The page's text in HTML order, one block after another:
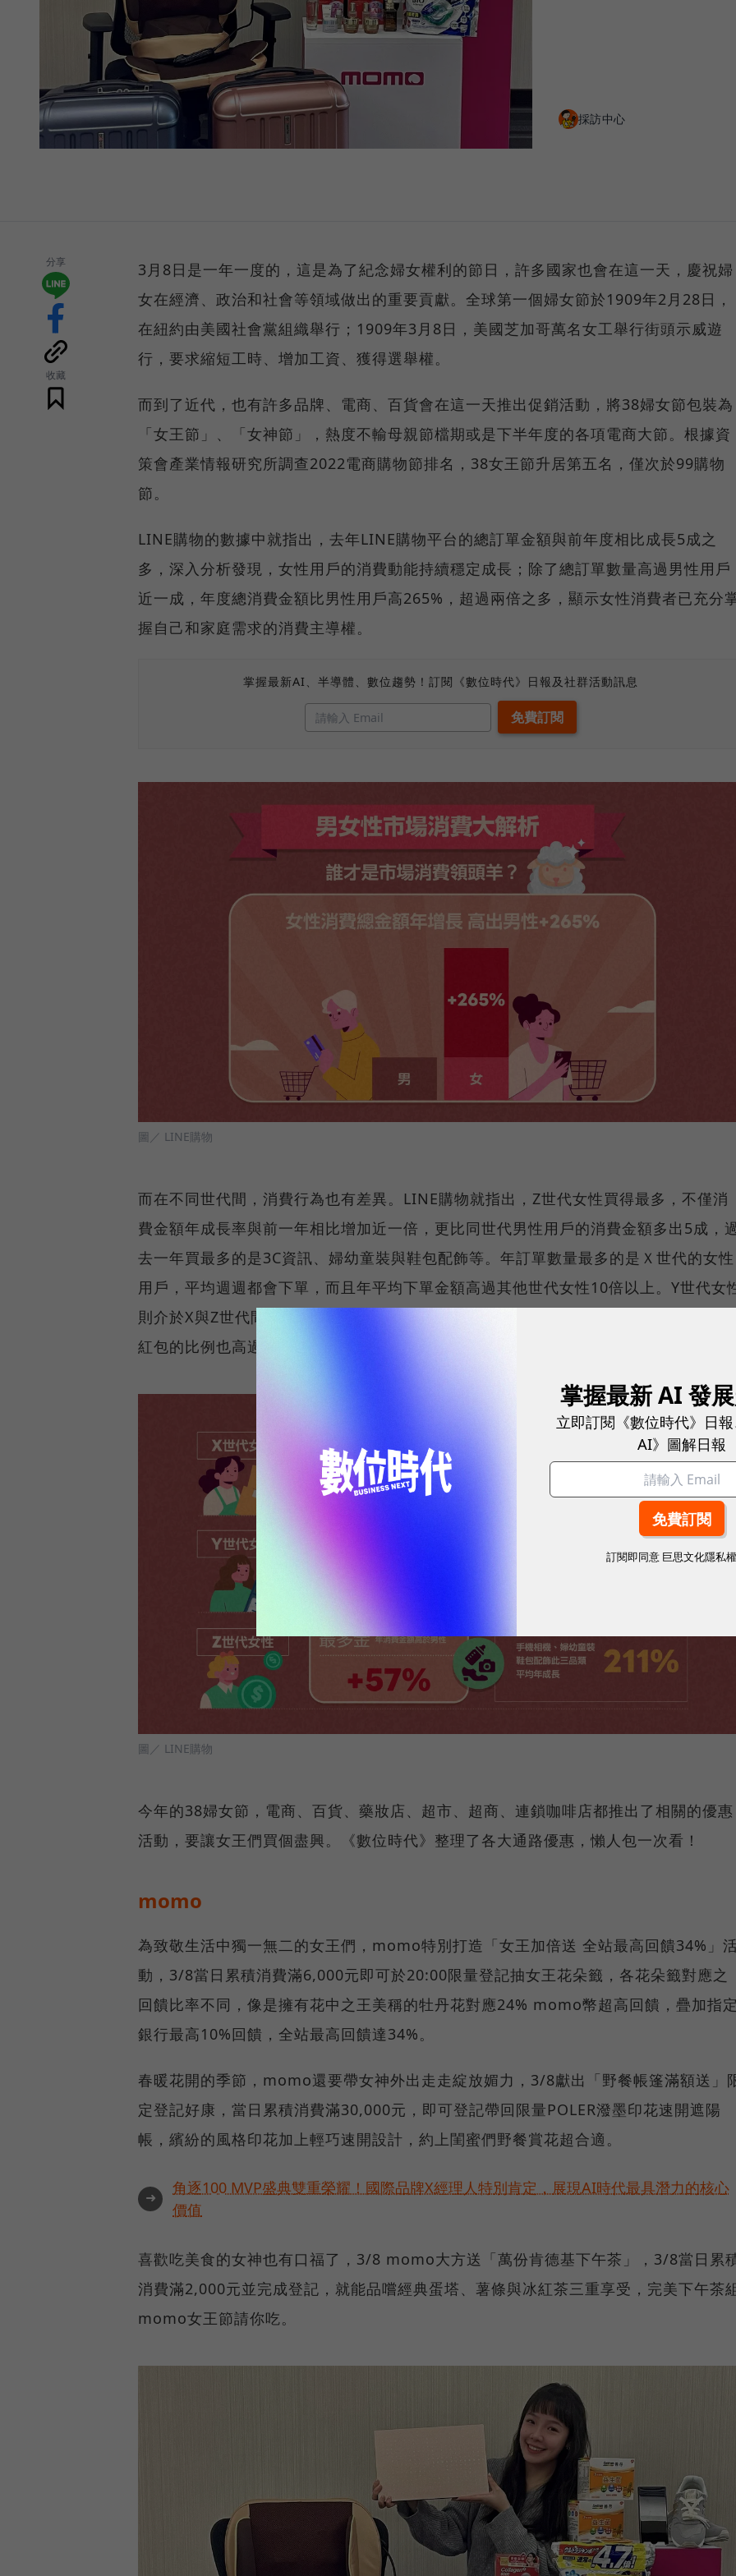
採訪中心
分享
收藏
3月8日是一年一度的，這是為了紀念婦女權利的節日，許多國家也會在這一天，慶祝婦
女在經濟、政治和社會等領域做出的重要貢獻。全球第一個婦女節於1909年2月28日，
在紐約由美國社會黨組織舉行；1909年3月8日，美國芝加哥萬名女工舉行街頭示威遊
行，要求縮短工時、增加工資、獲得選舉權。
而到了近代，也有許多品牌、電商、百貨會在這一天推出促銷活動，將38婦女節包裝為
「女王節」、「女神節」，熱度不輸母親節檔期或是下半年度的各項電商大節。根據資
策會產業情報研究所調查2022電商購物節排名，38女王節升居第五名，僅次於99購物
節。
LINE購物的數據中就指出，去年LINE購物平台的總訂單金額與前年度相比成長5成之
多，深入分析發現，女性用戶的消費動能持續穩定成長；除了總訂單數量高過男性用戶
近一成，年度總消費金額比男性用戶高265%，超過兩倍之多，顯示女性消費者已充分
握自己和家庭需求的消費主導權。
掌握最新AI、半導體、數位趨勢！訂閱《數位時代》日報及社群活動訊息
圖／ LINE購物
而在不同世代間，消費行為也有差異。LINE購物就指出，Z世代女性買得最多，不僅消
費金額年成長率與前一年相比增加近一倍，更比同世代男性用戶的消費金額多出5成，
去一年買最多的是3C資訊、婦幼童裝與鞋包配飾等。年訂單數量最多的是Ｘ世代的女性
用戶，平均週週都會下單，而且年平均下單金額高過其他世代女性10倍以上。Y世代女
則介於X與Z世代間，屬於精明理性的消費族群，搜尋比價行為最多，使用LINE購物點
紅包的比例也高過其他兩個世代。
圖／ LINE購物
今年的38婦女節，電商、百貨、藥妝店、超市、超商、連鎖咖啡店都推出了相關的優惠
活動，要讓女王們買個盡興。《數位時代》整理了各大通路優惠，懶人包一次看！
momo
為致敬生活中獨一無二的女王們，momo特別打造「女王加倍送 全站最高回饋34%」
動，3/8當日累積消費滿6,000元即可於20:00限量登記抽女王花朵籤，各花朵籤對應之
回饋比率不同，像是擁有花中之王美稱的牡丹花對應24% momo幣超高回饋，疊加指
銀行最高10%回饋，全站最高回饋達34%。
春暖花開的季節，momo還要帶女神外出走走綻放媚力，3/8獻出「野餐帳篷滿額送」
定登記好康，當日累積消費滿30,000元，即可登記帶回限量POLER潑墨印花速開遮陽
帳，繽紛的風格印花加上輕巧速開設計，約上閨蜜們野餐賞花超合適。
➜
角逐100 MVP盛典雙重榮耀！國際品牌X經理人特別肯定，展現AI時代最具潛力的核心
價值
喜歡吃美食的女神也有口福了，3/8 momo大方送「萬份肯德基下午茶」，3/8當日累
消費滿2,000元並完成登記，就能品嚐經典蛋塔、薯條與冰紅茶三重享受，完美下午茶
momo女王節請你吃。
掌握最新 AI 發
立即訂閱《數位時代》日
AI》圖解日報
訂閱即同意 巨思文化隱私